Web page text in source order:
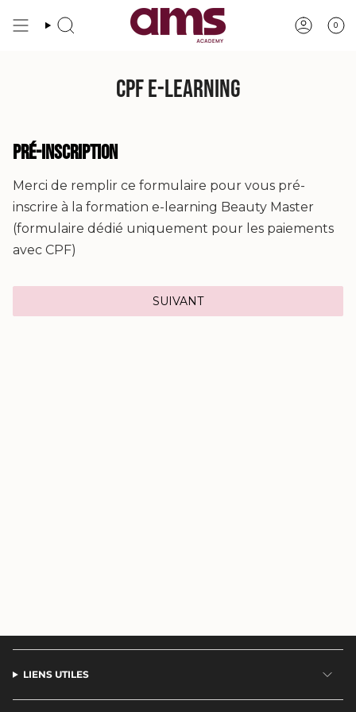
au
contenuRECHERCHE COMPTE
0
CPF E-LEARNING
PRÉ-INSCRIPTION
Merci de remplir ce formulaire pour vous pré-
inscrire à la formation e-learning Beauty Master
(formulaire dédié uniquement pour les paiements
avec CPF)
SUIVANT
LIENS UTILES